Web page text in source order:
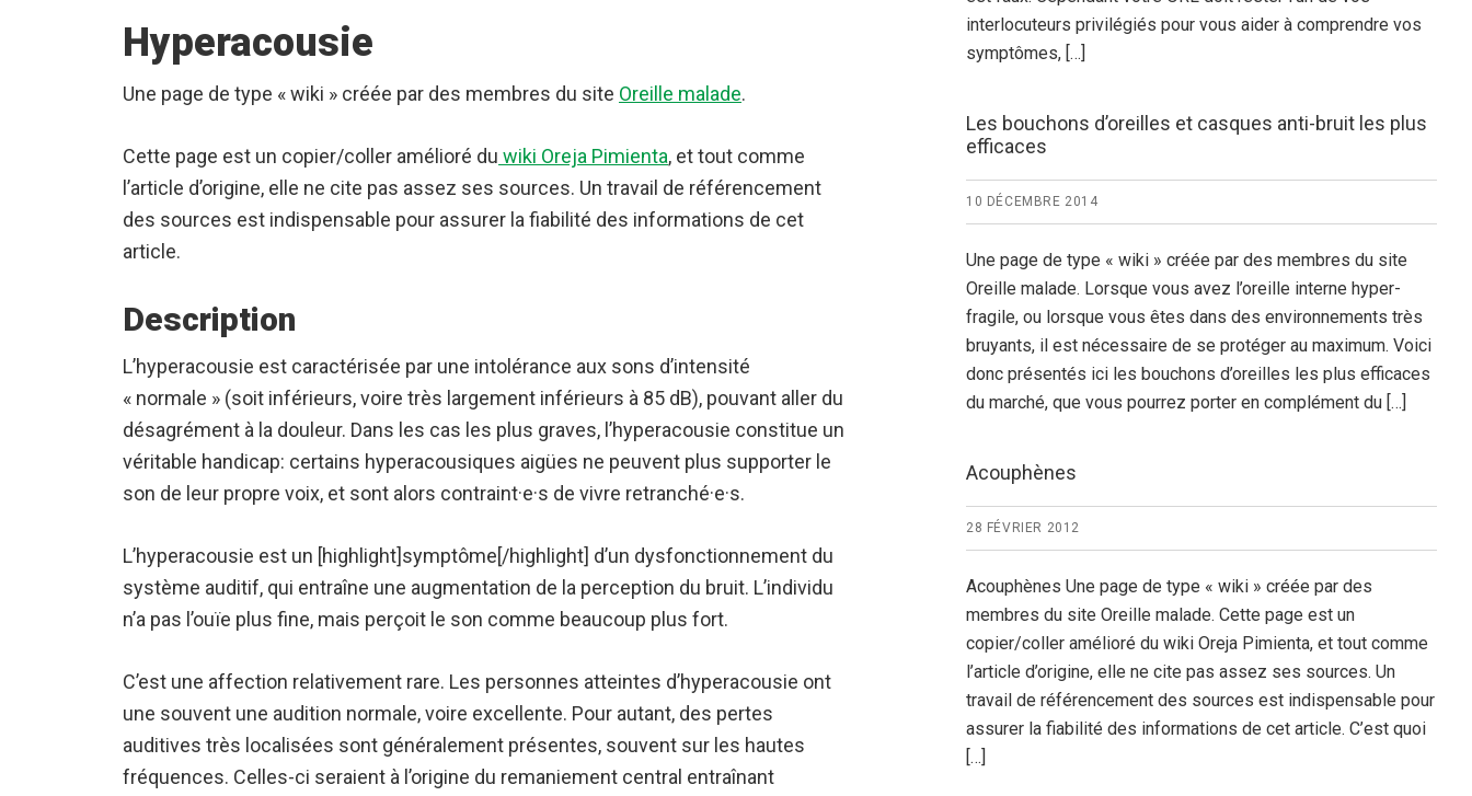
Hyperacousie
Une page de type « wiki » créée par des membres du site Oreille malade.
Cette page est un copier/coller amélioré du wiki Oreja Pimienta, et tout comme
l’article d’origine, elle ne cite pas assez ses sources. Un travail de référencement
des sources est indispensable pour assurer la fiabilité des informations de cet
article.
Description
L’hyperacousie est caractérisée par une intolérance aux sons d’intensité
« normale » (soit inférieurs, voire très largement inférieurs à 85 dB), pouvant aller du
désagrément à la douleur. Dans les cas les plus graves, l’hyperacousie constitue un
véritable handicap: certains hyperacousiques aigües ne peuvent plus supporter le
son de leur propre voix, et sont alors contraint·e·s de vivre retranché·e·s.
L’hyperacousie est un [highlight]symptôme[/highlight] d’un dysfonctionnement du
système auditif, qui entraîne une augmentation de la perception du bruit. L’individu
n’a pas l’ouïe plus fine, mais perçoit le son comme beaucoup plus fort.
C’est une affection relativement rare. Les personnes atteintes d’hyperacousie ont
une souvent une audition normale, voire excellente. Pour autant, des pertes
auditives très localisées sont généralement présentes, souvent sur les hautes
fréquences. Celles-ci seraient à l’origine du remaniement central entraînant
interlocuteurs privilégiés pour vous aider à comprendre vos
symptômes, […]
Les bouchons d’oreilles et casques anti-bruit les plus
efficaces
10 DÉCEMBRE 2014
Une page de type « wiki » créée par des membres du site
Oreille malade. Lorsque vous avez l’oreille interne hyper-
fragile, ou lorsque vous êtes dans des environnements très
bruyants, il est nécessaire de se protéger au maximum. Voici
donc présentés ici les bouchons d’oreilles les plus efficaces
du marché, que vous pourrez porter en complément du […]
Acouphènes
28 FÉVRIER 2012
Acouphènes Une page de type « wiki » créée par des
membres du site Oreille malade. Cette page est un
copier/coller amélioré du wiki Oreja Pimienta, et tout comme
l’article d’origine, elle ne cite pas assez ses sources. Un
travail de référencement des sources est indispensable pour
assurer la fiabilité des informations de cet article. C’est quoi
[…]